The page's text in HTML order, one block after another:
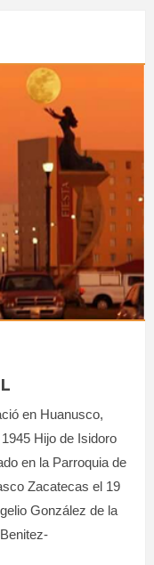
en Huanusco,
Hijo de Isidoro
en la Parroquia de
Zacatecas el 19
González de la